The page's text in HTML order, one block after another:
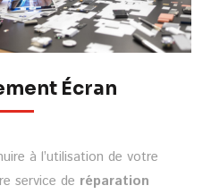
Écran
à l’utilisation de votre
service de réparation